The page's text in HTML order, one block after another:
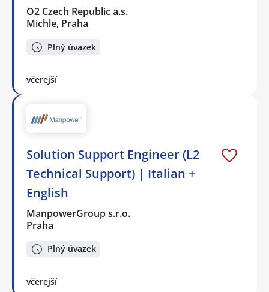
O2 Czech Republic a.s.
Michle, Praha
Plný úvazek
včerejší
Solution Support Engineer (L2
Technical Support) | Italian +
English
ManpowerGroup s.r.o.
Praha
Plný úvazek
včerejší